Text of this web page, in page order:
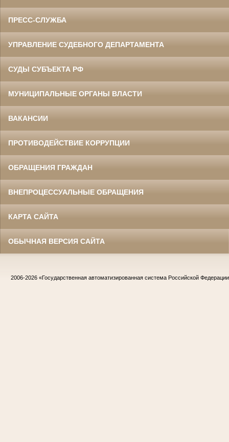
ПРЕСС-СЛУЖБА
УПРАВЛЕНИЕ СУДЕБНОГО ДЕПАРТАМЕНТА
СУДЫ СУБЪЕКТА РФ
МУНИЦИПАЛЬНЫЕ ОРГАНЫ ВЛАСТИ
ВАКАНСИИ
ПРОТИВОДЕЙСТВИЕ КОРРУПЦИИ
ОБРАЩЕНИЯ ГРАЖДАН
ВНЕПРОЦЕССУАЛЬНЫЕ ОБРАЩЕНИЯ
КАРТА САЙТА
ОБЫЧНАЯ ВЕРСИЯ САЙТА
2006-2026 «Государственная автоматизированная система Российской